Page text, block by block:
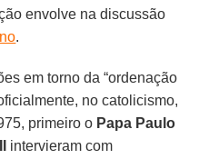
envolve na discussão
.
em torno da “ordenação
no catolicismo,
primeiro o Papa Paulo
intervieram com